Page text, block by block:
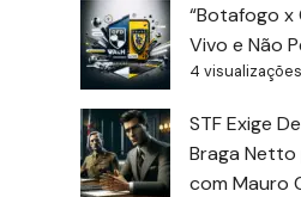
“Botafogo x
Vivo e Não
4 visualizações
STF Exige
Braga
com Mauro